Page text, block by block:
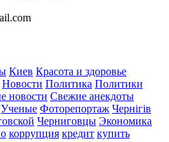
Киев Красота и здоровье
Новости Политика Политики
новости Свежие анекдоты
Ученые Фоторепортаж Чернігів
Черниговцы Экономика
коррупция кредит купить